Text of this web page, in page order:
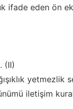
ifade eden ön
(II)
yetmezlik
iletişim